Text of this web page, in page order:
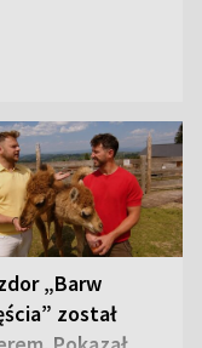
„Barw
został